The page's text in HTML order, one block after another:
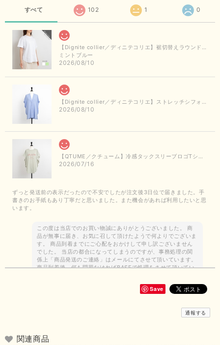
すべて 102 1 0
【Dignite collier／ディニテコリエ】裾切替えラウンドヘムTシャツ
ミントブルー
2026/08/10
【Dignite collier／ディニテコリエ】ストレッチシフォンシャツジャケット（サックス）
2026/08/10
【QTUME／クチューム】冷感タックスリーブロゴTシャツ（ライトグレー）
2026/07/16
ずっと発送前の表示だったので不安でしたが注文後3日位で届きました。手
書きのお手紙もあり丁寧だと思いました。また機会があれば利用したいと思
います。
この度は当店でのお買い物誠にありがとうございました。 商
品が無事に届き、お気に召して頂けたようで何よりでございま
す。 商品到着までにご心配をおかけして申し訳ございません
でした。 当店の都合になってしまうのですが、事務処理の関
係上「商品発送のご連絡」はメールにてさせて頂いています。
商品到着後、何も問題なければBASEで処理をさせて頂いてい
て参りますので、今後ともどうぞよろしくお願いいたします。
Save
通報する
関連商品